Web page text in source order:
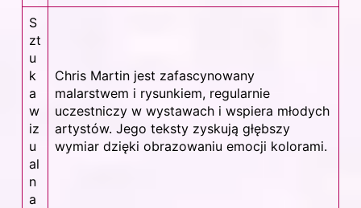
S
zt
u
k
a
w
iz
u
al
n
a
Chris Martin jest zafascynowany
malarstwem i rysunkiem, regularnie
uczestniczy w wystawach i wspiera młodych
artystów. Jego teksty zyskują głębszy
wymiar dzięki obrazowaniu emocji kolorami.